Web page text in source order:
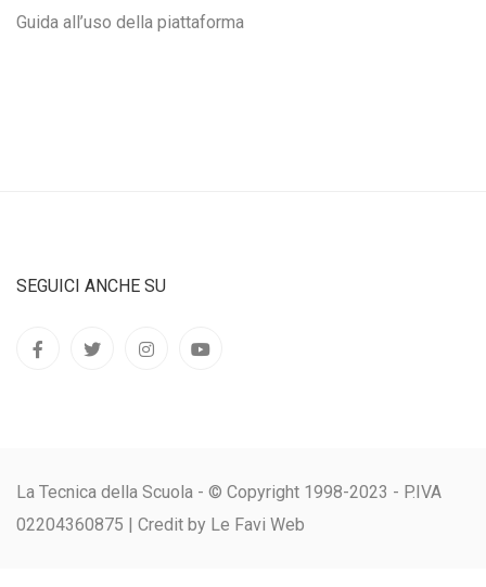
Guida all’uso della piattaforma
SEGUICI ANCHE SU
La Tecnica della Scuola - © Copyright 1998-2023 - P.IVA
02204360875 | Credit by Le Favi Web